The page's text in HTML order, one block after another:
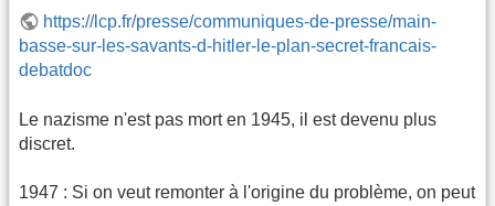
https://lcp.fr/presse/communiques-de-presse/main-
basse-sur-les-savants-d-hitler-le-plan-secret-francais-
debatdoc
Le nazisme n'est pas mort en 1945, il est devenu plus
discret.
1947 : Si on veut remonter à l'origine du problème, on peut